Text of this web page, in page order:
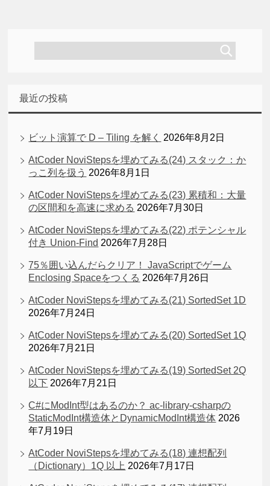
最近の投稿
ビット演算で D – Tiling を解く 2026年8月2日
AtCoder NoviStepsを埋めてみる(24) スタック：か
っこ列を扱う 2026年8月1日
AtCoder NoviStepsを埋めてみる(23) 累積和：大量
の区間和を高速に求める 2026年7月30日
AtCoder NoviStepsを埋めてみる(22) ポテンシャル
付き Union-Find 2026年7月28日
75％囲い込んだらクリア！ JavaScriptでゲーム
Enclosing Spaceをつくる 2026年7月26日
AtCoder NoviStepsを埋めてみる(21) SortedSet 1D
2026年7月24日
AtCoder NoviStepsを埋めてみる(20) SortedSet 1Q
2026年7月21日
AtCoder NoviStepsを埋めてみる(19) SortedSet 2Q
以下 2026年7月21日
C#にModInt型はあるのか？ ac-library-csharpの
StaticModInt構造体とDynamicModInt構造体 2026
年7月19日
AtCoder NoviStepsを埋めてみる(18) 連想配列
（Dictionary）1Q 以上 2026年7月17日